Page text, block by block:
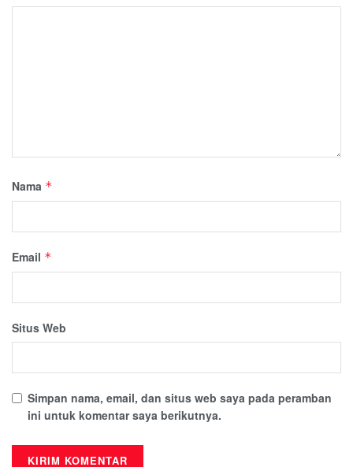
Nama *
Email *
Situs Web
Simpan nama, email, dan situs web saya pada peramban
ini untuk komentar saya berikutnya.